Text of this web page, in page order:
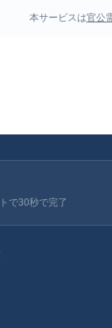
本サービスは官公
で30秒で完了